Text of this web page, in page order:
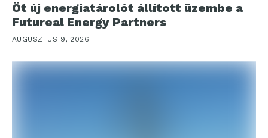
Öt új energiatárolót állított üzembe a
Futureal Energy Partners
AUGUSZTUS 9, 2026